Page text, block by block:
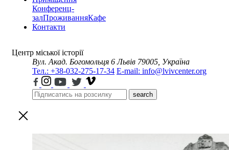
Конференц-
залПроживанняКафе
Контакти
Центр міської історії
Вул. Акад. Богомольця 6 Львів 79005, Україна
Тел.: +38-032-275-17-34 E-mail: info@lvivcenter.org
search